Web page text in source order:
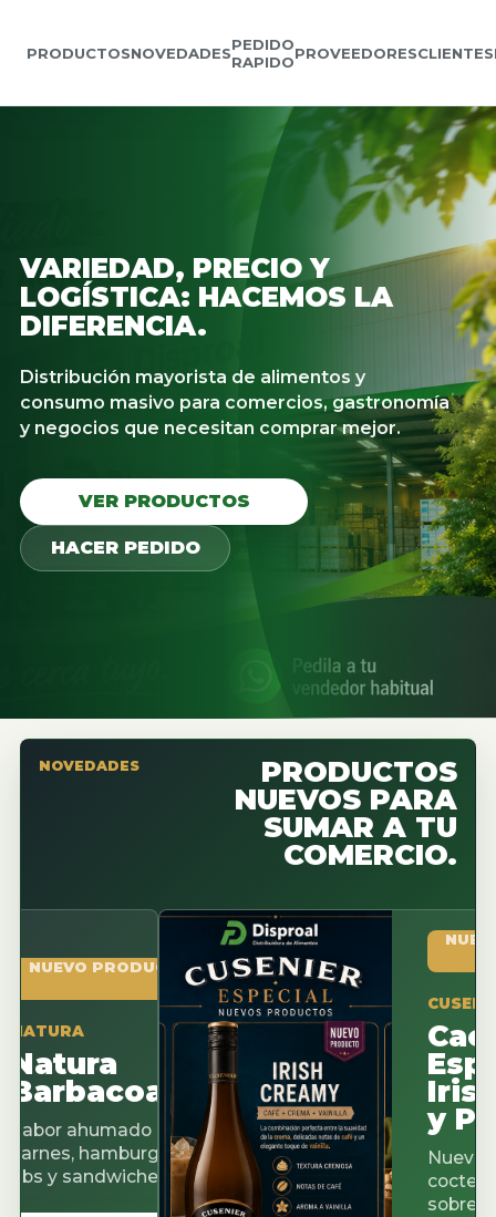
PRODUCTOSNOVEDADESPEDIDO
RAPIDOPROVEEDORESCLIENTES
VARIEDAD, PRECIO Y
LOGÍSTICA: HACEMOS LA
DIFERENCIA.
Distribución mayorista de alimentos y
consumo masivo para comercios, gastronomía
y negocios que necesitan comprar mejor.
VER PRODUCTOS
HACER PEDIDO
NOVEDADES
PRODUCTOS
NUEVOS PARA
SUMAR A TU
COMERCIO.
PRODUCTO
ahumado para
hamburguesas,
sandwiches.
NUEVO
CUSENIER
Cacao
Irish
y
Nuevos
cocteleria,
sobremesas.